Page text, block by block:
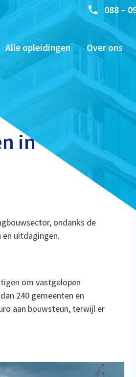
088 –
Alle opleidingen Over ons
in
ondanks de
en uitdagingen.
om vastgelopen
240 gemeenten en
aan bouwsteun, terwijl er